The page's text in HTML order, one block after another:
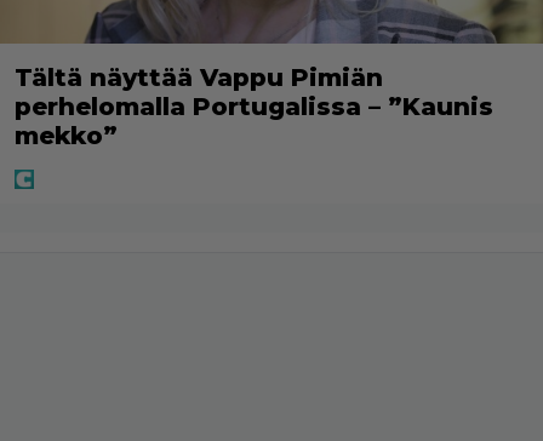
Tältä näyttää Vappu Pimiän
perhelomalla Portugalissa – ”Kaunis
mekko”